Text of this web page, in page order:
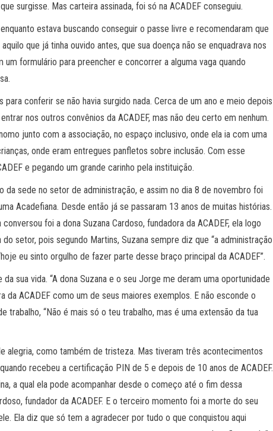
surgisse. Mas carteira assinada, foi só na ACADEF conseguiu.
estava buscando conseguir o passe livre e recomendaram que
que já tinha ouvido antes, que sua doença não se enquadrava nos
formulário para preencher e concorrer a alguma vaga quando
para conferir se não havia surgido nada. Cerca de um ano e meio depois
nos outros convênios da ACADEF, mas não deu certo em nenhum.
junto com a associação, no espaço inclusivo, onde ela ia com uma
onde eram entregues panfletos sobre inclusão. Com esse
e pegando um grande carinho pela instituição.
da sede no setor de administração, e assim no dia 8 de novembro foi
Acadefiana. Desde então já se passaram 13 anos de muitas histórias.
foi a dona Suzana Cardoso, fundadora da ACADEF, ela logo
setor, pois segundo Martins, Suzana sempre diz que “a administração
eu sinto orgulho de fazer parte desse braço principal da ACADEF”.
sua vida. “A dona Suzana e o seu Jorge me deram uma oportunidade
da ACADEF como um de seus maiores exemplos. E não esconde o
“Não é mais só o teu trabalho, mas é uma extensão da tua
alegria, como também de tristeza. Mas tiveram três acontecimentos
recebeu a certificação PIN de 5 e depois de 10 anos de ACADEF.
a qual ela pode acompanhar desde o começo até o fim dessa
fundador da ACADEF. E o terceiro momento foi a morte do seu
Ela diz que só tem a agradecer por tudo o que conquistou aqui